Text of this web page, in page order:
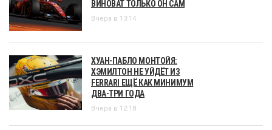
ВИНОВАТ ТОЛЬКО ОН САМ
Вчера в 13:14
ХУАН-ПАБЛО МОНТОЙЯ:
ХЭМИЛТОН НЕ УЙДЁТ ИЗ
FERRARI ЕЩЁ КАК МИНИМУМ
ДВА-ТРИ ГОДА
Вчера в 12:18